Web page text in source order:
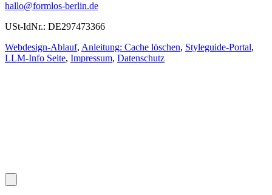
hallo@formlos-berlin.de
USt-IdNr.: DE297473366
Webdesign-Ablauf, Anleitung: Cache löschen, Styleguide-Portal,
LLM-Info Seite, Impressum, Datenschutz